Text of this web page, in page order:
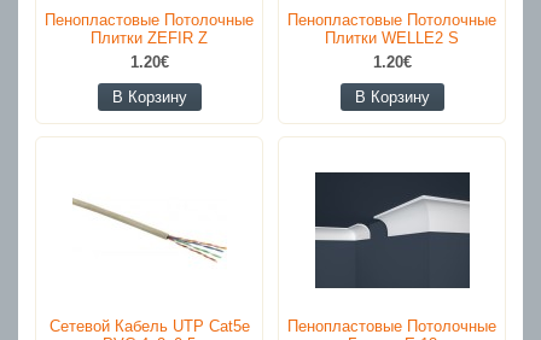
Пенопластовые Потолочные
Плитки ZEFIR Z
1.20€
В Корзину
Пенопластовые Потолочные
Плитки WELLE2 S
1.20€
В Корзину
Сетевой Кабель UTP Cat5e
Пенопластовые Потолочные